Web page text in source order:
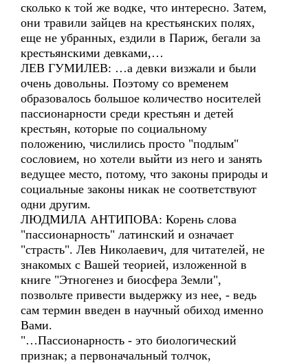
сколько к той же водке, что интересно. Затем,
они травили зайцев на крестьянских полях,
еще не убранных, ездили в Париж, бегали за
крестьянскими девками,…
ЛЕВ ГУМИЛЕВ: …а девки визжали и были
очень довольны. Поэтому со временем
образовалось большое количество носителей
пассионарности среди крестьян и детей
крестьян, которые по социальному
положению, числились просто "подлым"
сословием, но хотели выйти из него и занять
ведущее место, потому, что законы природы и
социальные законы никак не соответствуют
одни другим.
ЛЮДМИЛА АНТИПОВА: Корень слова
"пассионарность" латинский и означает
"страсть". Лев Николаевич, для читателей, не
знакомых с Вашей теорией, изложенной в
книге "Этногенез и биосфера Земли",
позвольте привести выдержку из нее, - ведь
сам термин введен в научный обиход именно
Вами.
"…Пассионарность - это биологический
признак; а первоначальный толчок,